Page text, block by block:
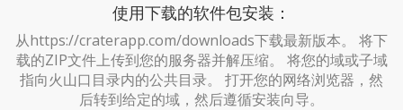
使用下载的软件包安装：
从https://craterapp.com/downloads下载最新版本。 将下
载的ZIP文件上传到您的服务器并解压缩。 将您的域或子域
指向火山口目录内的公共目录。 打开您的网络浏览器，然
后转到给定的域，然后遵循安装向导。